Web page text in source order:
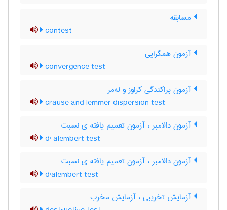
مسابقه
contest
آزمون همگرایی
convergence test
آزمون پراکندگی کراوز و له‌مر
crause and lemmer dispersion test
آزمون دالامبر ، آزمون تعمیم یافته ی نسبت
d' alembert test
آزمون دالامبر ، آزمون تعمیم یافته ی نسبت
d'alembert test
آزمایش تخریبی ، آزمایش مخرب